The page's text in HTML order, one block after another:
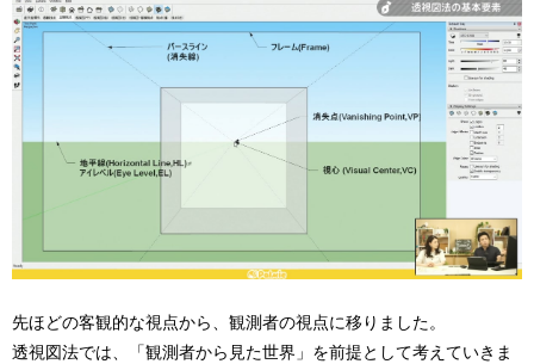
先ほどの客観的な視点から、観測者の視点に移りました。
透視図法では、「観測者から見た世界」を前提として考えていきま